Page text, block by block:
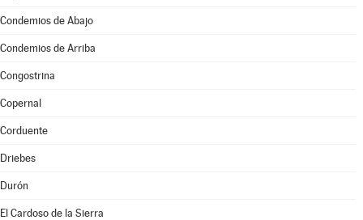
Condemios de Abajo
Condemios de Arriba
Congostrina
Copernal
Corduente
Driebes
Durón
El Cardoso de la Sierra